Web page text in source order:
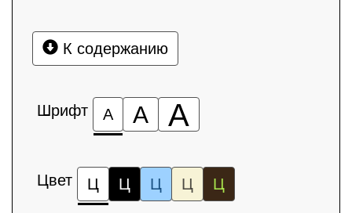
К содержанию
Шрифт А А А
Цвет Ц Ц Ц Ц Ц